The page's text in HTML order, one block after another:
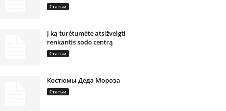
Статьи
Į ką turėtumėte atsižvelgti
renkantis sodo centrą
Статьи
Костюмы Деда Мороза
Статьи